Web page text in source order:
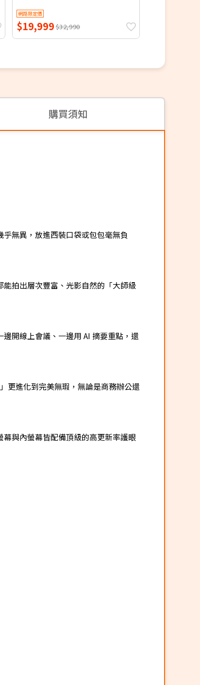
網路限定價
$19,999$32,990
購買須知
無異，放進西裝口袋或包包毫無負
拍出層次豐富、光影自然的「大師級
開線上會議、一邊用 AI 摘要重點，還
更進化到完美無瑕，無論是商務辦公還
與內螢幕皆配備頂級的高更新率護眼